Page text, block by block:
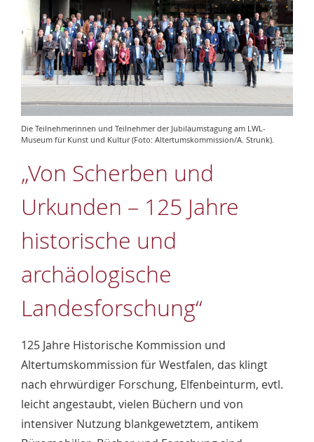
Die Teilnehmerinnen und Teilnehmer der Jubiläumstagung am LWL-
Museum für Kunst und Kultur (Foto: Altertumskommission/A. Strunk).
„Von Scherben und
Urkunden – 125 Jahre
historische und
archäologische
Landesforschung“
125 Jahre Historische Kommission und
Altertumskommission für Westfalen, das klingt
nach ehrwürdiger Forschung, Elfenbeinturm, evtl.
leicht angestaubt, vielen Büchern und von
intensiver Nutzung blankgewetztem, antikem